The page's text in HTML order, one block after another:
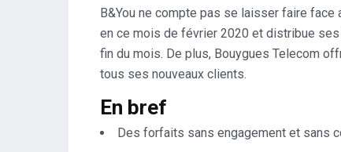
B&You ne compte pas se laisser faire face
en ce mois de février 2020 et distribue
fin du mois. De plus, Bouygues Telecom
tous ses nouveaux clients.
En bref
Des forfaits sans engagement et sans